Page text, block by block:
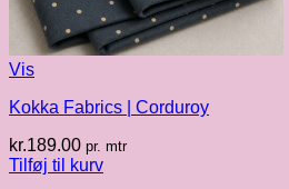
Vis
Kokka Fabrics | Corduroy
kr.189.00 pr. mtr
Tilføj til kurv